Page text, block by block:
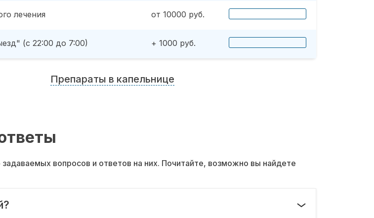
лечения от 10000 руб.
(с 22:00 до 7:00) + 1000 руб.
Препараты в капельнице
вопросов и ответов на них. Почитайте, возможно вы найдете